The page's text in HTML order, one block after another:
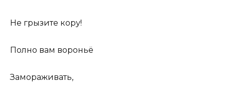
Не грызите кору!
Полно вам вороньё
Замораживать,